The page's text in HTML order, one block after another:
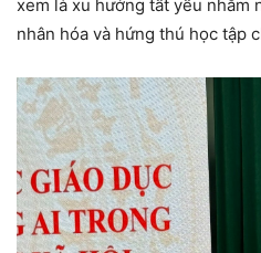
xem là xu hướng tất yếu nhằm
nhân hóa và hứng thú học tập